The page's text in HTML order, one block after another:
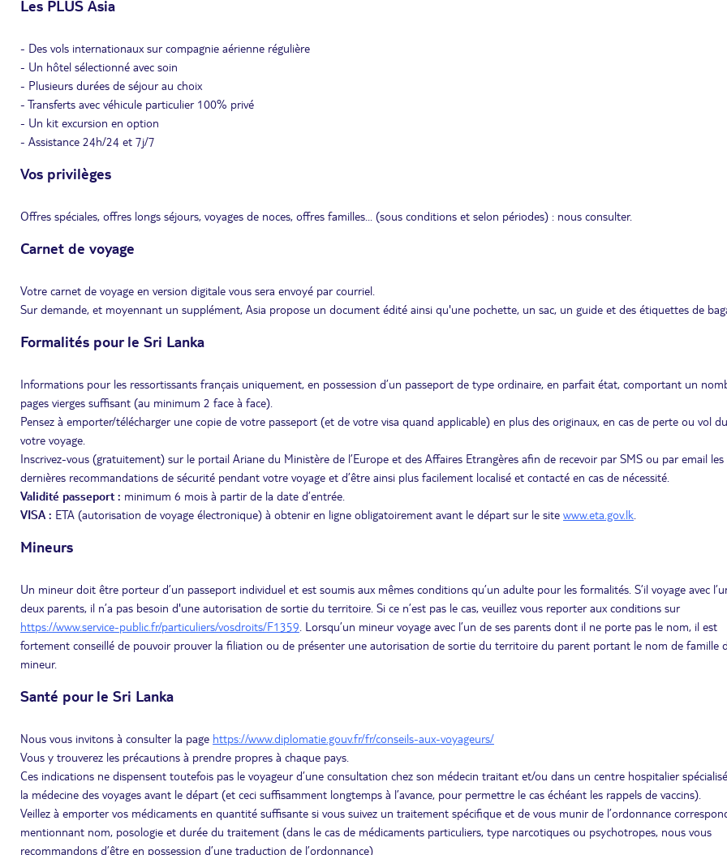
Les PLUS Asia
- Des vols internationaux sur compagnie aérienne régulière
- Un hôtel sélectionné avec soin
- Plusieurs durées de séjour au choix
- Transferts avec véhicule particulier 100% privé
- Un kit excursion en option
- Assistance 24h/24 et 7j/7
Vos privilèges
Offres spéciales, offres longs séjours, voyages de noces, offres familles... (sous conditions et selon périodes) : nous consulter.
Carnet de voyage
Votre carnet de voyage en version digitale vous sera envoyé par courriel.
Sur demande, et moyennant un supplément, Asia propose un document édité ainsi qu'une pochette, un sac, un guide et des étiquettes de
Formalités pour le Sri Lanka
Informations pour les ressortissants français uniquement, en possession d’un passeport de type ordinaire, en parfait état, comportant un
pages vierges suffisant (au minimum 2 face à face).
Pensez à emporter/télécharger une copie de votre passeport (et de votre visa quand applicable) en plus des originaux, en cas de perte ou vol
votre voyage.
Inscrivez-vous (gratuitement) sur le portail Ariane du Ministère de l’Europe et des Affaires Etrangères afin de recevoir par SMS ou par email les
dernières recommandations de sécurité pendant votre voyage et d’être ainsi plus facilement localisé et contacté en cas de nécessité.
Validité passeport : minimum 6 mois à partir de la date d’entrée.
VISA : ETA (autorisation de voyage électronique) à obtenir en ligne obligatoirement avant le départ sur le site www.eta.gov.lk
Mineurs
Un mineur doit être porteur d’un passeport individuel et est soumis aux mêmes conditions qu’un adulte pour les formalités. S’il voyage avec
deux parents, il n’a pas besoin d'une autorisation de sortie du territoire. Si ce n’est pas le cas, veuillez vous reporter aux conditions sur
https://www.service-public.fr/particuliers/vosdroits/F1359 . Lorsqu’un mineur voyage avec l’un de ses parents dont il ne porte pas le nom, il est
fortement conseillé de pouvoir prouver la filiation ou de présenter une autorisation de sortie du territoire du parent portant le nom de famille
mineur.
Santé pour le Sri Lanka
Nous vous invitons à consulter la page https://www.diplomatie.gouv.fr/fr/conseils-aux-voyageurs/
Vous y trouverez les précautions à prendre propres à chaque pays.
Ces indications ne dispensent toutefois pas le voyageur d’une consultation chez son médecin traitant et/ou dans un centre hospitalier
la médecine des voyages avant le départ (et ceci suffisamment longtemps à l’avance, pour permettre le cas échéant les rappels de vaccins).
Veillez à emporter vos médicaments en quantité suffisante si vous suivez un traitement spécifique et de vous munir de l’ordonnance
mentionnant nom, posologie et durée du traitement (dans le cas de médicaments particuliers, type narcotiques ou psychotropes, nous vous
recommandons d’être en possession d’une traduction de l’ordonnance)